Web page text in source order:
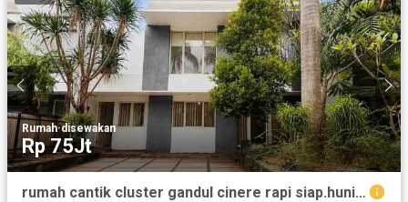
Rumah·disewakan
Rp 75Jt
rumah cantik cluster gandul cinere rapi siap.huni dan harga terbaik